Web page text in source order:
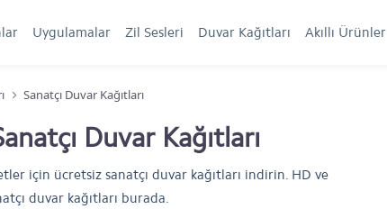
Uygulamalar Zil Sesleri Duvar Kağıtları Akıllı Ürünler
Sanatçı Duvar Kağıtları
Duvar Kağıtları
için ücretsiz sanatçı duvar kağıtları indirin. HD ve
duvar kağıtları burada.